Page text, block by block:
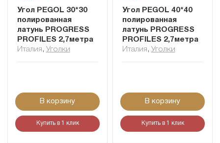
Угол PEGOL 30*30
полированная
латунь PROGRESS
PROFILES 2,7метра
Италия , Уголки
В корзину
Купить в 1 клик
Угол PEGOL 40*40
полированная
латунь PROGRESS
PROFILES 2,7метра
Италия , Уголки
В корзину
Купить в 1 клик